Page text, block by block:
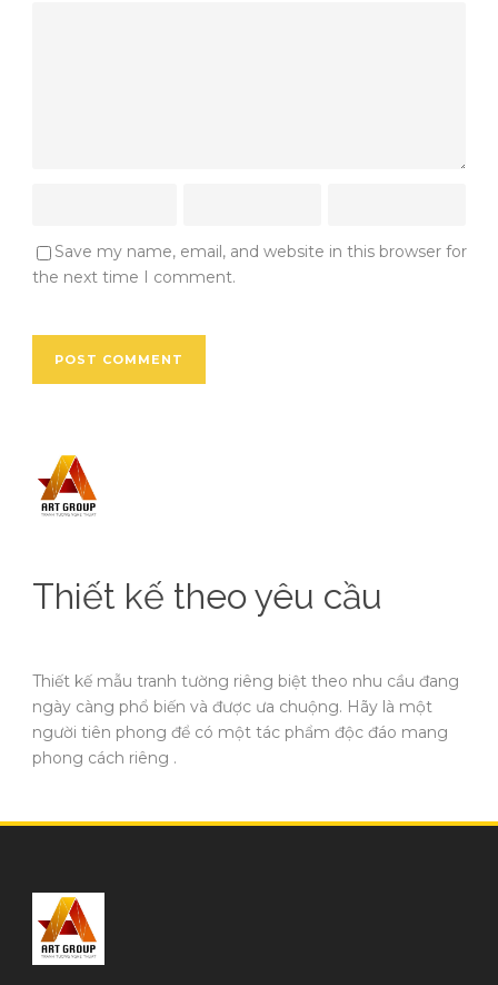
Save my name, email, and website in this browser for
the next time I comment.
Thiết kế theo yêu cầu
Thiết kế mẫu tranh tường riêng biệt theo nhu cầu đang
ngày càng phổ biến và được ưa chuộng. Hãy là một
người tiên phong để có một tác phẩm độc đáo mang
phong cách riêng .